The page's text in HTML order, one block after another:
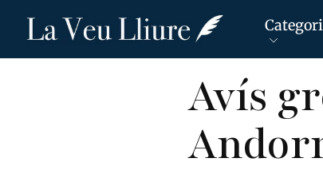
Vés
Avís